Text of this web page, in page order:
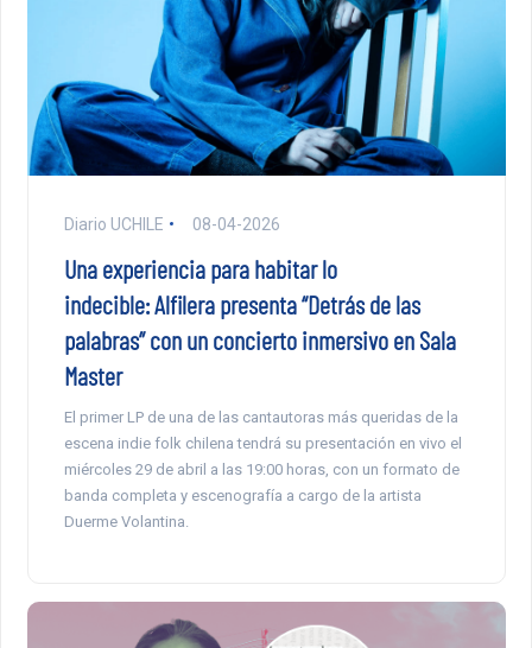
Diario UCHILE 08-04-2026
Una experiencia para habitar lo
indecible: Alfilera presenta “Detrás de las
palabras” con un concierto inmersivo en Sala
Master
El primer LP de una de las cantautoras más queridas de la
escena indie folk chilena tendrá su presentación en vivo el
miércoles 29 de abril a las 19:00 horas, con un formato de
banda completa y escenografía a cargo de la artista
Duerme Volantina.